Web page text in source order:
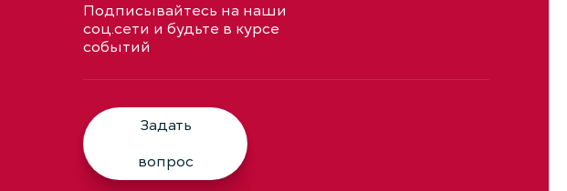
Подписывайтесь на наши
соц.сети и будьте в курсе
событий
Задать
вопрос